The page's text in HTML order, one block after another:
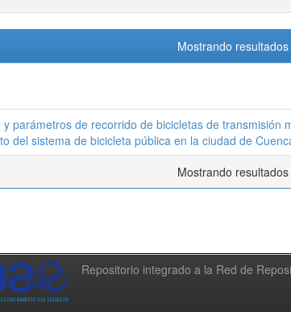
Mostrando
parámetros de recorrido de bicicletas de transmisión
del sistema de bicicleta pública en la ciudad de
Mostrando
Repositorio integrado a la Red de